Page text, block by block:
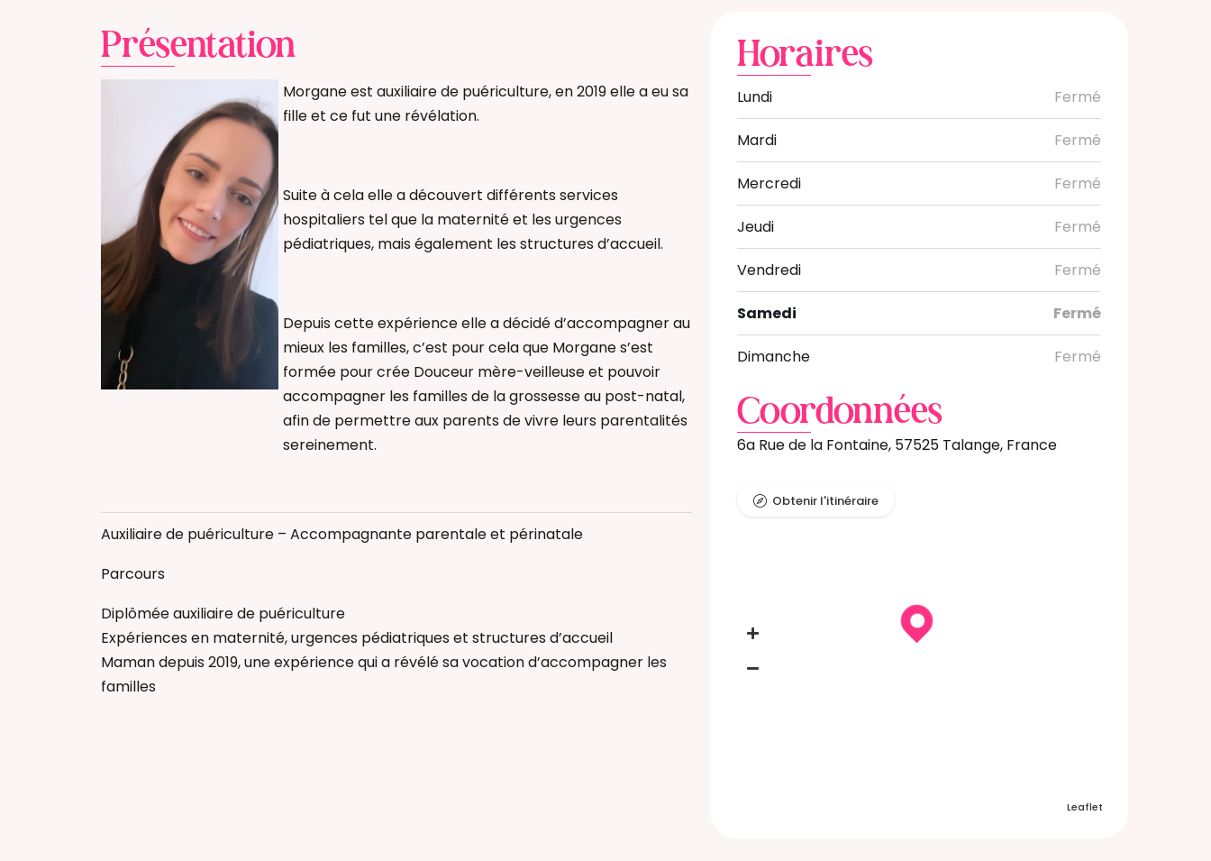
Présentation
Morgane est auxiliaire de puériculture, en 2019 elle a eu sa
fille et ce fut une révélation.
Suite à cela elle a découvert différents services
hospitaliers tel que la maternité et les urgences
pédiatriques, mais également les structures d’accueil.
Depuis cette expérience elle a décidé d’accompagner au
mieux les familles, c’est pour cela que Morgane s’est
formée pour crée Douceur mère-veilleuse et pouvoir
accompagner les familles de la grossesse au post-natal,
afin de permettre aux parents de vivre leurs parentalités
sereinement.
Massage femme enceinte
Auxiliaire de puériculture
Auxiliaire de puériculture – Accompagnante parentale et périnatale
Parcours
Diplômée auxiliaire de puériculture
Expériences en maternité, urgences pédiatriques et structures d’accueil
Maman depuis 2019, une expérience qui a révélé sa vocation d’accompagner les
familles
Horaires
Lundi Fermé
Mardi Fermé
Mercredi Fermé
Jeudi Fermé
Vendredi Fermé
Samedi Fermé
Dimanche Fermé
Coordonnées
6a Rue de la Fontaine, 57525 Talange, France
Leaflet
Obtenir l'itinéraire